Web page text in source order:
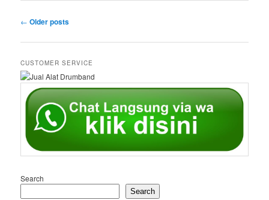
Post
← Older posts
CUSTOMER SERVICE
Search
Search